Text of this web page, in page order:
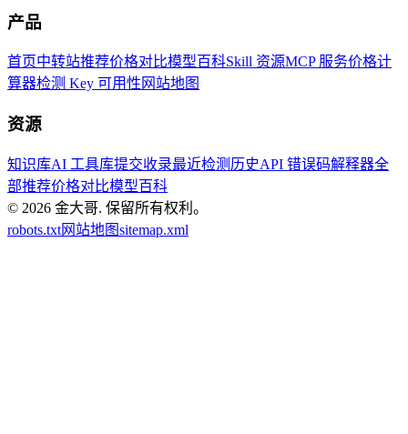
产品
首页中转站推荐价格对比模型百科Skill 资源MCP 服务价格计
算器检测 Key 可用性 网站地图
资源
知识库AI 工具库提交收录最近检测历史API 错误码解释器全
部推荐价格对比模型百科
© 2026 金大哥. 保留所有权利。
robots.txt网站地图sitemap.xml